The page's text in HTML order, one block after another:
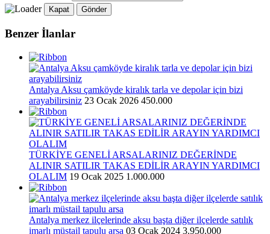
Kapat Gönder
Benzer İlanlar
Antalya Aksu çamköyde kiralık tarla ve depolar için bizi
arayabilirsiniz 23 Ocak 2026 450.000
TÜRKİYE GENELİ ARSALARINIZ DEĞERİNDE
ALINIR SATILIR TAKAS EDİLİR ARAYIN YARDIMCI
OLALIM 19 Ocak 2025 1.000.000
Antalya merkez ilçelerinde aksu başta diğer ilçelerde satılık
imarlı müstail tapulu arsa 03 Ocak 2024 3.950.000